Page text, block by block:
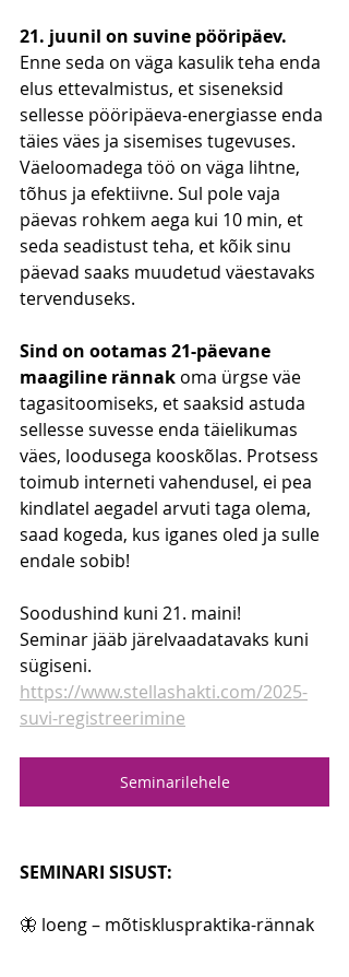
21. juunil on suvine pööripäev.
Enne seda on väga kasulik teha enda
elus ettevalmistus, et siseneksid
sellesse pööripäeva-energiasse enda
täies väes ja sisemises tugevuses.
Väeloomadega töö on väga lihtne,
tõhus ja efektiivne. Sul pole vaja
päevas rohkem aega kui 10 min, et
seda seadistust teha, et kõik sinu
päevad saaks muudetud väestavaks
tervenduseks.
Sind on ootamas 21-päevane
maagiline rännak oma ürgse väe
tagasitoomiseks, et saaksid astuda
sellesse suvesse enda täielikumas
väes, loodusega kooskõlas. Protsess
toimub interneti vahendusel, ei pea
kindlatel aegadel arvuti taga olema,
saad kogeda, kus iganes oled ja sulle
endale sobib!
Soodushind kuni 21. maini!
Seminar jääb järelvaadatavaks kuni
sügiseni.
https://www.stellashakti.com/2025-
suvi-registreerimine
Seminarilehele
SEMINARI SISUST:
🦋 loeng – mõtiskluspraktika-rännak